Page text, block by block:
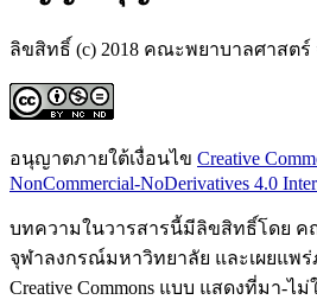
ลิขสิทธิ์ (c) 2018 คณะพยาบาลศาสต
อนุญาตภายใต้เงื่อนไข Creative
NonCommercial-NoDerivatives 4.0
บทความในวารสารนี้มีลิขสิทธิ์โดย ค
จุฬาลงกรณ์มหาวิทยาลัย และเผยแ
Creative Commons แบบ แสดงที่มา-ไ